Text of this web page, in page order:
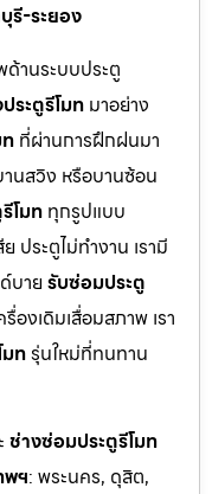
รี-ระยอง
านระบบประตู
ระตูรีโมท มาอย่าง
ที่ผ่านการฝึกฝนมา
านสวิง หรือบานซ้อน
โมท ทุกรูปแบบ
ประตูไม่ทำงาน เรามี
บาย รับซ่อมประตู
งเดิมเสื่อมสภาพ เรา
ทรุ่นใหม่ที่ทนทาน
ช่างซ่อมประตูรีโมท
พฯ: พระนคร, ดุสิต,